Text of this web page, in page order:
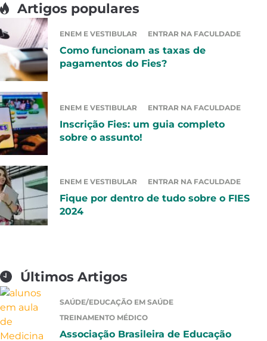
Artigos populares
ENEM E VESTIBULAR ENTRAR NA FACULDADE
Como funcionam as taxas de
pagamentos do Fies?
ENEM E VESTIBULAR ENTRAR NA FACULDADE
Inscrição Fies: um guia completo
sobre o assunto!
ENEM E VESTIBULAR ENTRAR NA FACULDADE
Fique por dentro de tudo sobre o FIES
2024
Últimos Artigos
SAÚDE/EDUCAÇÃO EM SAÚDE
TREINAMENTO MÉDICO
Associação Brasileira de Educação